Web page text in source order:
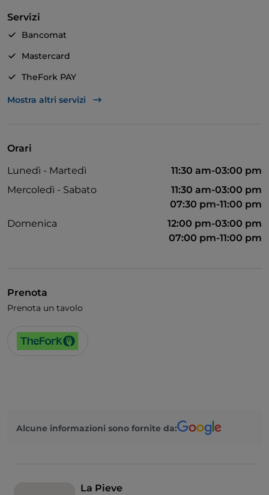
Servizi
Bancomat
Mastercard
TheFork PAY
Unionpay via TheFork PAY
Mostra altri servizi
Orari
Lunedì - Martedì
11:30 am-03:00 pm
Mercoledì - Sabato
11:30 am-03:00 pm
07:30 pm-11:00 pm
Domenica
12:00 pm-03:00 pm
07:00 pm-11:00 pm
Prenota
Prenota un tavolo
Alcune informazioni sono fornite da:
La Pieve